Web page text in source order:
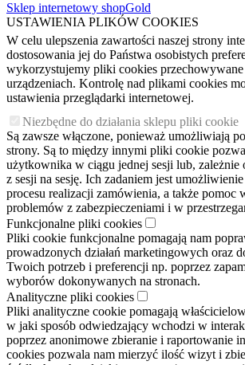
Sklep internetowy shopGold
USTAWIENIA PLIKÓW COOKIES
W celu ulepszenia zawartości naszej strony
dostosowania jej do Państwa osobistych
wykorzystujemy pliki cookies przechowywane
urządzeniach. Kontrolę nad plikami cookies
ustawienia przeglądarki internetowej.
Niezbędne do działania sklepu pliki cookie
Są zawsze włączone, ponieważ umożliwiają
strony. Są to między innymi pliki cookie
użytkownika w ciągu jednej sesji lub, zależnie
z sesji na sesję. Ich zadaniem jest
procesu realizacji zamówienia, a także pomoc
problemów z zabezpieczeniami i w
Funkcjonalne pliki cookies
Pliki cookie funkcjonalne pomagają nam
prowadzonych działań marketingowych oraz
Twoich potrzeb i preferencji np. poprzez
wyborów dokonywanych na stronach.
Analityczne pliki cookies
Pliki analityczne cookie pomagają
w jaki sposób odwiedzający wchodzi w
poprzez anonimowe zbieranie i raportowanie
cookies pozwala nam mierzyć ilość wizyt i